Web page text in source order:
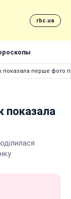
rbc.ua
перше фото
показала